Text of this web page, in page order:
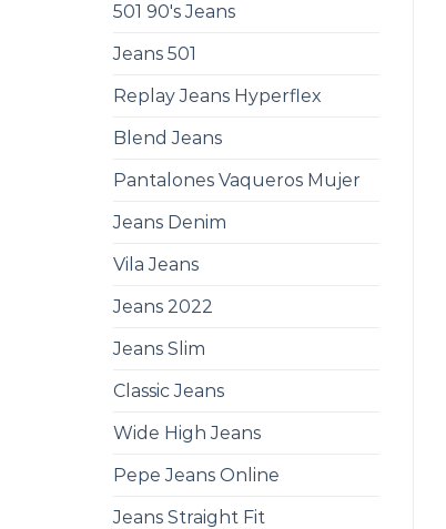
501 90's Jeans
Jeans 501
Replay Jeans Hyperflex
Blend Jeans
Pantalones Vaqueros Mujer
Jeans Denim
Vila Jeans
Jeans 2022
Jeans Slim
Classic Jeans
Wide High Jeans
Pepe Jeans Online
Jeans Straight Fit